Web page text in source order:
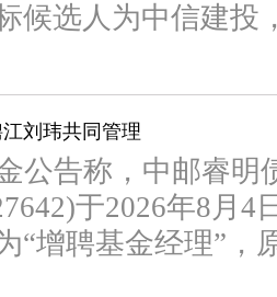
候选人为中信建投
刘玮共同管理
公告称，中邮睿明
于2026年8月4
“增聘基金经理”，